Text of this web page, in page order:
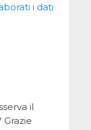
i dati
il